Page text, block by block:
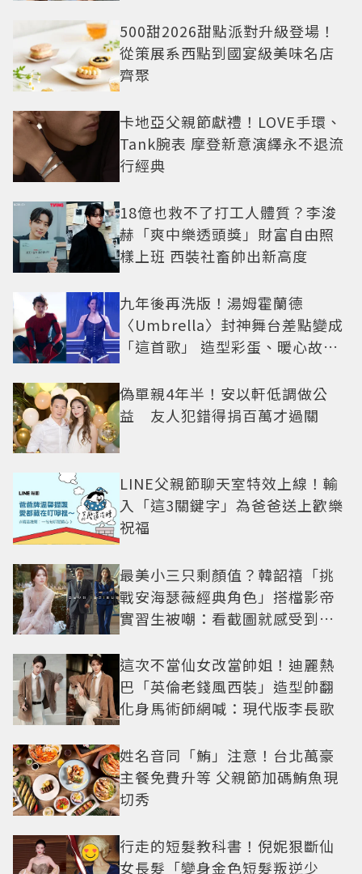
500甜2026甜點派對升級登場！
從策展系西點到國宴級美味名店
齊聚
卡地亞父親節獻禮！LOVE手環、
Tank腕表 摩登新意演繹永不退流
行經典
18億也救不了打工人體質？李浚
赫「爽中樂透頭獎」財富自由照
樣上班 西裝社畜帥出新高度
九年後再洗版！湯姆霍蘭德
〈Umbrella〉封神舞台差點變成
「這首歌」 造型彩蛋、暖心故事
偽單親4年半！安以軒低調做公
益 友人犯錯得捐百萬才過關
LINE父親節聊天室特效上線！輸
入「這3關鍵字」為爸爸送上歡樂
祝福
最美小三只剩顏值？韓韶禧「挑
戰安海瑟薇經典角色」搭檔影帝
實習生被嘲：看截圖就感受到演
這次不當仙女改當帥姐！迪麗熱
巴「英倫老錢風西裝」造型帥翻
化身馬術師網喊：現代版李長歌
姓名音同「鮪」注意！台北萬豪
主餐免費升等 父親節加碼鮪魚現
切秀
行走的短髮教科書！倪妮狠斷仙
女長髮「變身金色短髮叛逆少